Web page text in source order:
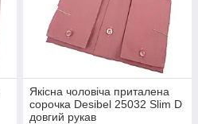
Якісна чоловіча приталена
сорочка Desibel 25032 Slim D
довгий рукав